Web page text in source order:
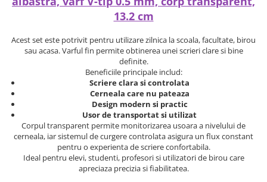
13.2 cm
Acest set este potrivit pentru utilizare zilnica la scoala, facultate, birou
sau acasa. Varful fin permite obtinerea unei scrieri clare si bine
definite.
Beneficiile principale includ:
Scriere clara si controlata
Cerneala care nu pateaza
Design modern si practic
Usor de transportat si utilizat
Corpul transparent permite monitorizarea usoara a nivelului de
cerneala, iar sistemul de curgere controlata asigura un flux constant
pentru o experienta de scriere confortabila.
Ideal pentru elevi, studenti, profesori si utilizatori de birou care
apreciaza precizia si fiabilitatea.